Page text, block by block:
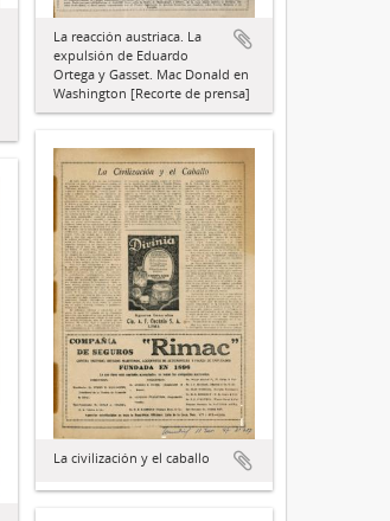
La reacción austriaca. La
expulsión de Eduardo
Ortega y Gasset. Mac Donald en
Washington [Recorte de prensa]
La civilización y el caballo